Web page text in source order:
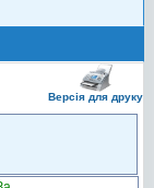
Версія для друку